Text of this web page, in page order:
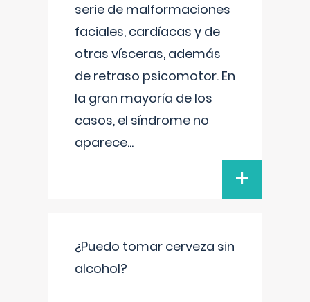
serie de malformaciones
faciales, cardíacas y de
otras vísceras, además
de retraso psicomotor. En
la gran mayoría de los
casos, el síndrome no
aparece...
+
¿Puedo tomar cerveza sin
alcohol?